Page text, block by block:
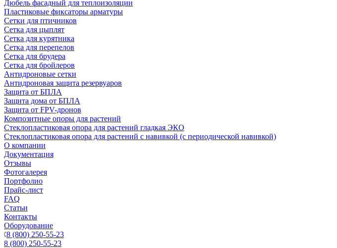
Дюбель фасадный для теплоизоляции
Пластиковые фиксаторы арматуры
Сетки для птичников
Сетка для цыплят
Сетка для курятника
Сетка для перепелов
Сетка для брудера
Сетка для бройлеров
Антидроновые сетки
Антидроновая защита резервуаров
Защита от БПЛА
Защита дома от БПЛА
Защита от FPV-дронов
Композитные опоры для растений
Стеклопластиковая опора для растений гладкая ЭКО
Стеклопластиковая опора для растений с навивкой (с периодической навивкой)
О компании
Документация
Отзывы
Фотогалерея
Портфолио
Прайс-лист
FAQ
Статьи
Контакты
Оборудование
8 (800) 250-55-23
8 (800) 250-55-23